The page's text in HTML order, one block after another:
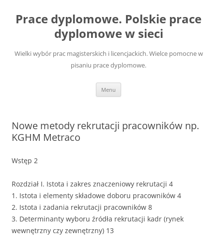
treści
Prace dyplomowe. Polskie prace
dyplomowe w sieci
Wielki wybór prac magisterskich i licencjackich. Wielce pomocne w
pisaniu prace dyplomowe.
Menu
Nowe metody rekrutacji pracowników np.
KGHM Metraco
Wstęp 2
Rozdział I. Istota i zakres znaczeniowy rekrutacji 4
1. Istota i elementy składowe doboru pracowników 4
2. Istota i zadania rekrutacji pracowników 8
3. Determinanty wyboru źródła rekrutacji kadr (rynek
wewnętrzny czy zewnętrzny) 13